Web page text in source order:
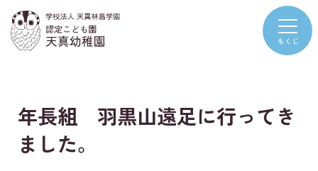
年長組 羽黒山遠足に行ってき
ました。